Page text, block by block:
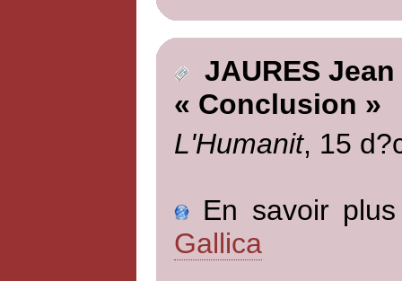
JAURES Jean
« Conclusion »
L'Humanit, 15
En savoir
Gallica